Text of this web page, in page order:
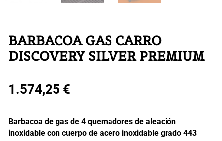
BARBACOA GAS CARRO
DISCOVERY SILVER PREMIUM
1.574,25 €
Barbacoa de gas de 4 quemadores de aleación
inoxidable con cuerpo de acero inoxidable grado 443